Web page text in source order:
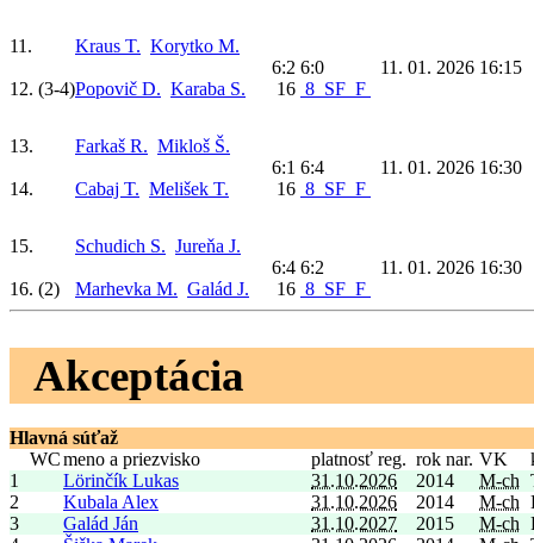
11. Kraus T. Korytko M.
6:2 6:0
11. 01. 2026 16:15
12. (3-4)Popovič D. Karaba S. 16 8 SF F
13. Farkaš R. Mikloš Š.
6:1 6:4
11. 01. 2026 16:30
14.
Cabaj T. Melišek T. 16 8 SF F
15. Schudich S. Jureňa J.
6:4 6:2
11. 01. 2026 16:30
16. (2) Marhevka M. Galád J. 16 8 SF F
Akceptácia
Hlavná súťaž
WCmeno a priezvisko platnosť reg. rok nar. VK
1
Lörinčík Lukas 31.10.2026 2014 M-ch
2
Kubala Alex 31.10.2026 2014 M-ch
3
Galád Ján 31.10.2027 2015 M-ch